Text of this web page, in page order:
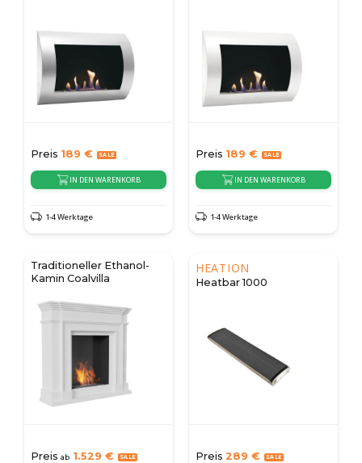
Preis 189 €
IN DEN WARENKORB
1-4 Werktage
Preis 189 €
IN DEN WARENKORB
1-4 Werktage
Traditioneller Ethanol-
Kamin Coalvilla
Preis ab 1.529 €
HEATION
Heatbar 1000
Preis 289 €